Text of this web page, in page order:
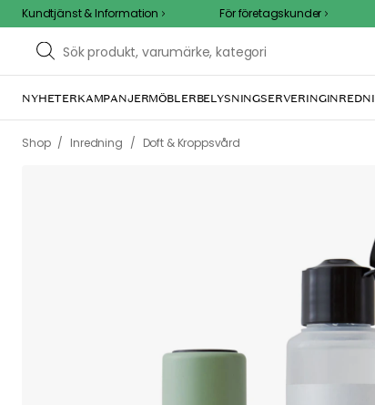
Kundtjänst & Information För företagskunder
NYHETERKAMPANJERMÖBLERBELYSNINGSERVERINGINREDNING
Shop Inredning / Doft & Kroppsvård